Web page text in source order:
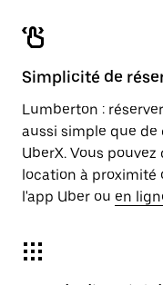
Simplicité de
Lumberton :
aussi simple que
UberX. Vous
location à proximité
l'app Uber ou en